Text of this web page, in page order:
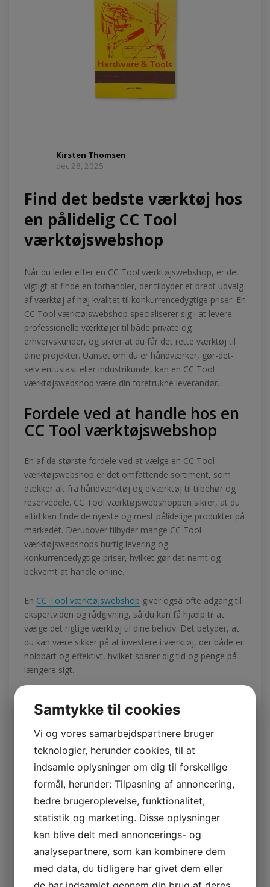
Kirsten Thomsen
dec 28, 2025
Find det bedste værktøj hos
en pålidelig CC Tool
værktøjswebshop
Når du leder efter en CC Tool værktøjswebshop, er det
vigtigt at finde en forhandler, der tilbyder et bredt udvalg
af værktøj af høj kvalitet til konkurrencedygtige priser. En
CC Tool værktøjswebshop specialiserer sig i at levere
professionelle værktøjer til både private og
erhvervskunder, og sikrer at du får det rette værktøj til
dine projekter. Uanset om du er håndværker, gør-det-
selv entusiast eller industrikunde, kan en CC Tool
værktøjswebshop være din foretrukne leverandør.
Fordele ved at handle hos en
CC Tool værktøjswebshop
En af de største fordele ved at vælge en CC Tool
værktøjswebshop er det omfattende sortiment, som
dækker alt fra håndværktøj og elværktøj til tilbehør og
reservedele. CC Tool værktøjswebshoppen sikrer, at du
altid kan finde de nyeste og mest pålidelige produkter på
markedet. Derudover tilbyder mange CC Tool
værktøjswebshops hurtig levering og
konkurrencedygtige priser, hvilket gør det nemt og
bekvemt at handle online.
En CC Tool værktøjswebshop giver også ofte adgang til
ekspertviden og rådgivning, så du kan få hjælp til at
vælge det rigtige værktøj til dine behov. Det betyder, at
du kan være sikker på at investere i værktøj, der både er
holdbart og effektivt, hvilket sparer dig tid og penge på
længere sigt.
Sådan finder du den bedste
CC Tool værktøjswebshop
Når du skal vælge en CC Tool værktøjswebshop, bør du
først og fremmest tjekke udvalget og kvaliteten af de
produkter, der tilbydes. En god CC Tool
værktøjswebshop har et bredt sortiment, der dækker
både kendte mærker og specialværktøj. Det kan også
være en fordel at læse kundeanmeldelser og undersøge
webshoppen for at sikre, at de har en god kundeservice
Desuden bør du overveje, om CC Tool
Samtykke til cookies
Vi og vores samarbejdspartnere bruger
teknologier, herunder cookies, til at
indsamle oplysninger om dig til forskellige
formål, herunder: Tilpasning af annoncering,
bedre brugeroplevelse, funktionalitet,
statistik og marketing. Disse oplysninger
kan blive delt med annoncerings- og
analysepartnere, som kan kombinere dem
med data, du tidligere har givet dem eller